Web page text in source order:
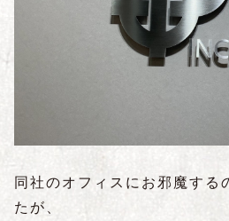
同社のオフィスにお邪魔する
たが、